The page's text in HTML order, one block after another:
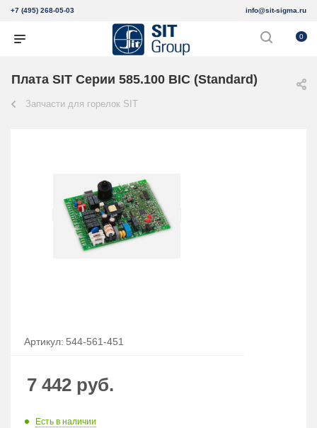
+7 (495) 268-05-03 info@sit-sigma.ru
0
Плата SIT Серии 585.100 BIC (Standard)
Запчасти для горелок SIT
Артикул: 544-561-451
7 442 руб.
Есть в наличии